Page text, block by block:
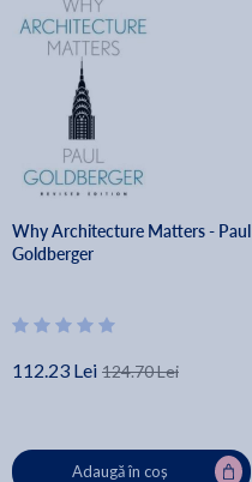
Why Architecture Matters - Paul
Goldberger
112.23 Lei 124.70 Lei
Adaugă în coș